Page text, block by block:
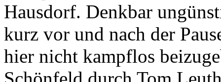
Hausdorf. Denkbar
kurz vor und nach der
hier nicht kampflos